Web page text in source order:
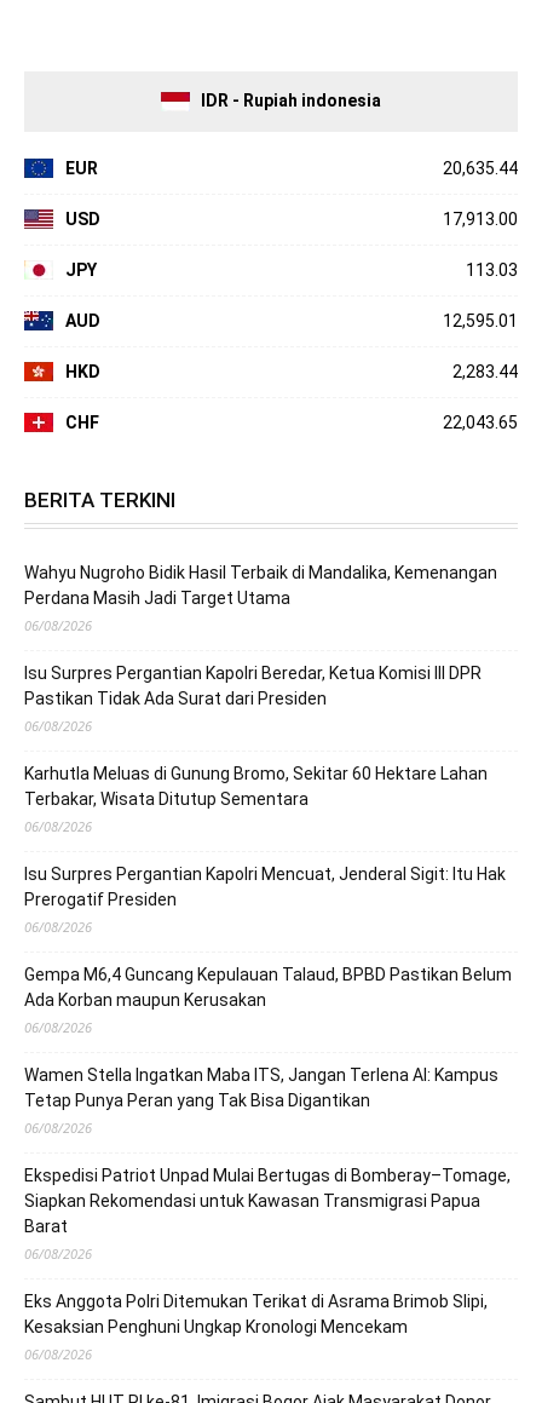
IDR - Rupiah indonesia
EUR 20,635.44
USD 17,913.00
JPY 113.03
AUD 12,595.01
HKD 2,283.44
CHF 22,043.65
BERITA TERKINI
Wahyu Nugroho Bidik Hasil Terbaik di Mandalika, Kemenangan
Perdana Masih Jadi Target Utama
06/08/2026
Isu Surpres Pergantian Kapolri Beredar, Ketua Komisi III DPR
Pastikan Tidak Ada Surat dari Presiden
06/08/2026
Karhutla Meluas di Gunung Bromo, Sekitar 60 Hektare Lahan
Terbakar, Wisata Ditutup Sementara
06/08/2026
Isu Surpres Pergantian Kapolri Mencuat, Jenderal Sigit: Itu Hak
Prerogatif Presiden
06/08/2026
Gempa M6,4 Guncang Kepulauan Talaud, BPBD Pastikan Belum
Ada Korban maupun Kerusakan
06/08/2026
Wamen Stella Ingatkan Maba ITS, Jangan Terlena AI: Kampus
Tetap Punya Peran yang Tak Bisa Digantikan
06/08/2026
Ekspedisi Patriot Unpad Mulai Bertugas di Bomberay–Tomage,
Siapkan Rekomendasi untuk Kawasan Transmigrasi Papua
Barat
06/08/2026
Eks Anggota Polri Ditemukan Terikat di Asrama Brimob Slipi,
Kesaksian Penghuni Ungkap Kronologi Mencekam
06/08/2026